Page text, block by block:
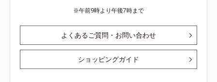
午前9時より午後7時まで
よくあるご質問・お問い合わせ
ショッピングガイド